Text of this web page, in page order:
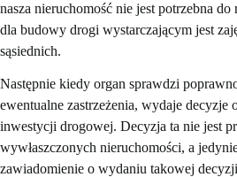
nasza nieruchomość nie jest potrzebna
dla budowy drogi wystarczającym jest
sąsiednich.
Następnie kiedy organ sprawdzi
ewentualne zastrzeżenia, wydaje decyzje
inwestycji drogowej. Decyzja ta nie jest
wywłaszczonych nieruchomości, a
zawiadomienie o wydaniu takowej